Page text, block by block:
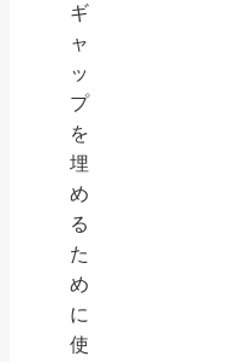
ギ
ャ
ッ
プ
を
埋
め
る
た
め
に
使